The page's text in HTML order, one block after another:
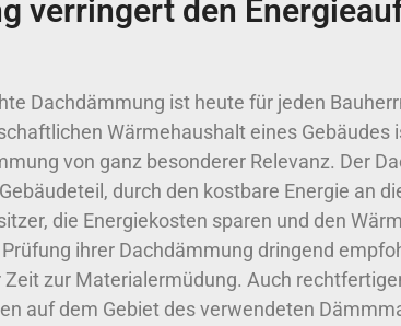
verringert den
Dachdämmung ist heute für jeden
Wärmehaushalt eines Gebäudes
von ganz besonderer Relevanz. Der
durch den kostbare Energie an
die Energiekosten sparen und den
ihrer Dachdämmung dringend
zur Materialermüdung. Auch
auf dem Gebiet des verwendeten